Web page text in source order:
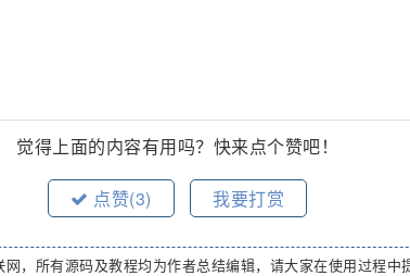
觉得上面的内容有用吗？快来点个赞吧！
点赞(3) 我要打赏
，所有源码及教程均为作者总结编辑，请大家在使用过程中